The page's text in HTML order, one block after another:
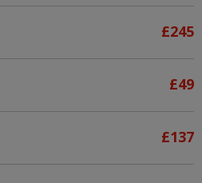
£245
£49
£137